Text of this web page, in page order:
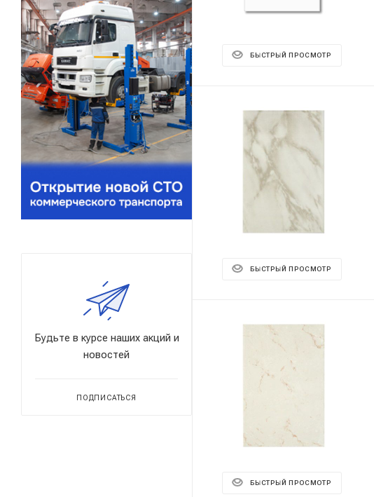
БЫСТРЫЙ ПРОСМОТР
БЫСТРЫЙ ПРОСМОТР
БЫСТРЫЙ ПРОСМОТР
Будьте в курсе наших акций и
новостей
ПОДПИСАТЬСЯ